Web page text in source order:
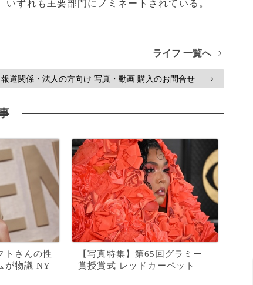
いずれも主要部門にノミネートされている。
ライフ 一覧へ >
報道関係・法人の方向け 写真・動画 購入のお問合せ >
トさんの性
が物議 NY
【写真特集】第65回グラミー
賞授賞式 レッドカーペット